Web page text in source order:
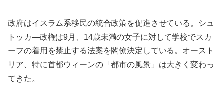
政府はイスラム系移民の統合政策を促進させている。シュ
トッカ―政権は9月、14歳未満の女子に対して学校でスカ
ーフの着用を禁止する法案を閣僚決定している。オースト
リア、特に首都ウィーンの「都市の風景」は大きく変わっ
てきた。